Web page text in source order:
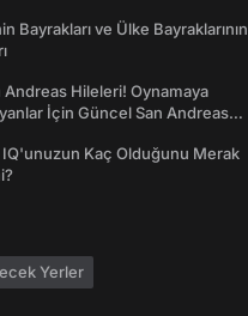
Bayrakları ve Ülke Bayraklarının
Andreas Hileleri! Oynamaya
İçin Güncel San Andreas
IQ'unuzun Kaç Olduğunu Merak
Yerler